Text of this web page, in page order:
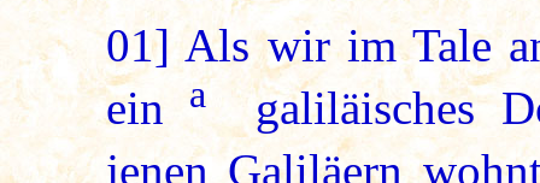
01] Als wir im Tale
eina galiläisches
jenen Galiläern